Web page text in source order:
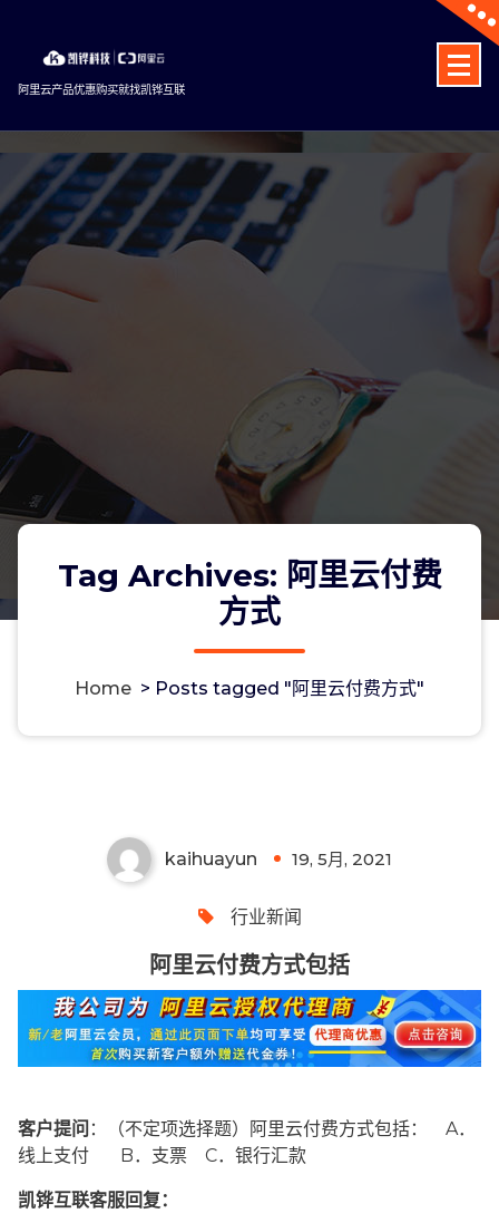
content
阿里云产品优惠购买就找凯铧互联
Tag Archives: 阿里云付费
方式
Home > Posts tagged "阿里云付费方式"
kaihuayun 19, 5月, 2021
行业新闻
阿里云付费方式包括
客户提问 ：（不定项选择题）阿里云付费方式包括： A．
线上支付 B．支票 C．银行汇款
凯铧互联客服回复：